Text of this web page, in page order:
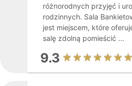
różnorodnych przyjęć i
rodzinnych. Sala
jest miejscem, które
salę zdolną pomieścić ...
9.3